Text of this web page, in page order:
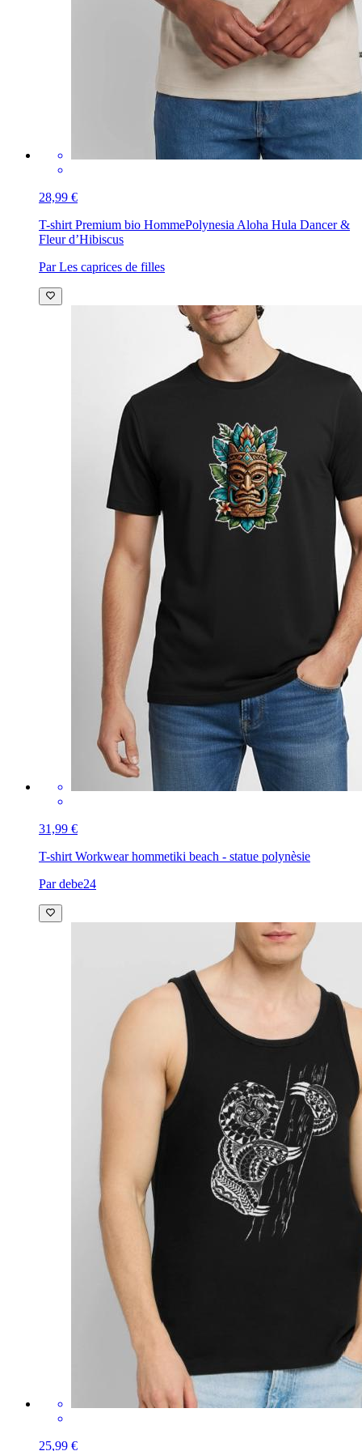
28,99 €
T-shirt Premium bio HommePolynesia Aloha Hula Dancer &
Fleur d’Hibiscus
Par Les caprices de filles
31,99 €
T-shirt Workwear hommetiki beach - statue polynèsie
Par debe24
25,99 €